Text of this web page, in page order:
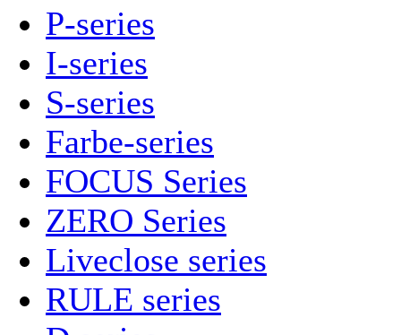
P-series
I-series
S-series
Farbe-series
FOCUS Series
ZERO Series
Liveclose series
RULE series